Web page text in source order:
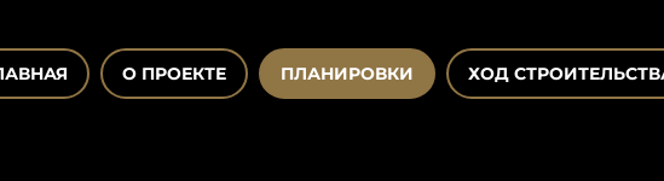
О ПРОЕКТЕ ПЛАНИРОВКИ ХОД